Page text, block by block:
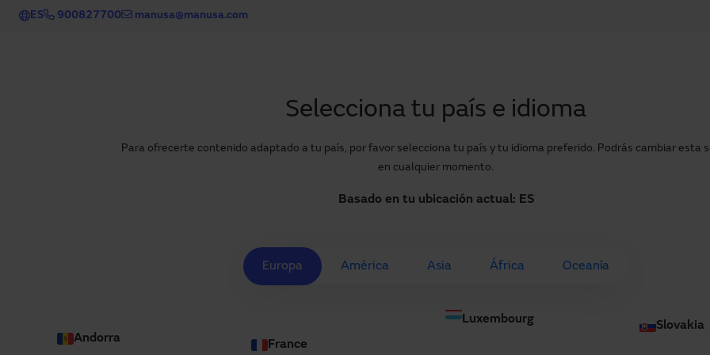
Pasar al contenido principal
ES 900827700 manusa@manusa.com
Selecciona tu país e idioma
Para ofrecerte contenido adaptado a tu país, por favor selecciona tu país y tu idioma preferido. Podrás cambiar esta
en cualquier momento.
Basado en tu ubicación actual: ES
Europa América Asia África Oceanía
Andorra France
Luxembourg Slovakia
Entrevista a Marc Carci, Responsable de Oficina Técnica de Manusa
Entrevista